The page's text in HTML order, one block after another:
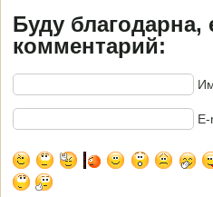
Буду благодарна,
комментарий: